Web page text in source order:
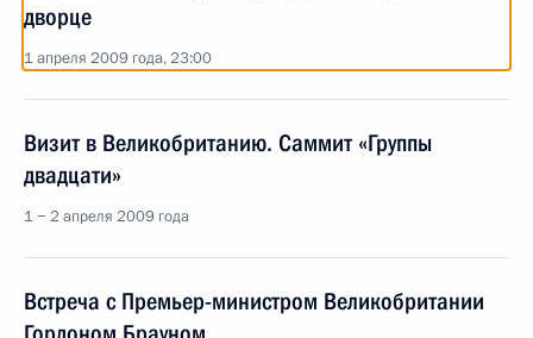
дворце
1 апреля 2009 года, 23:00
Визит в Великобританию. Саммит «Группы
двадцати»
1 − 2 апреля 2009 года
Встреча с Премьер-министром Великобритании